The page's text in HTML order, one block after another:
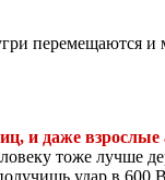
перемещаются и
и даже взрослые
тоже лучше
удар в 600